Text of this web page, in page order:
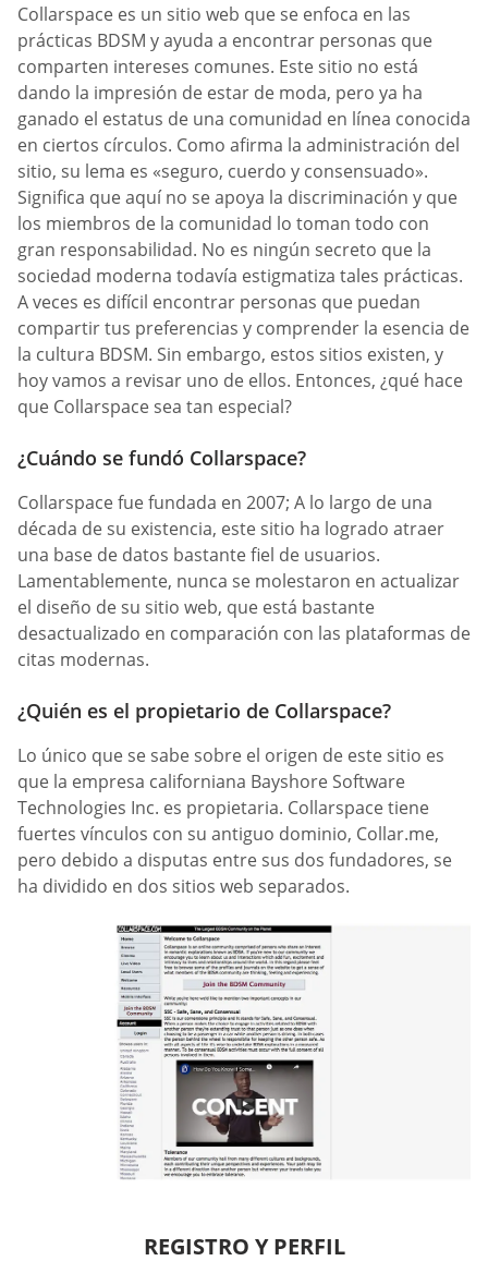
Collarspace es un sitio web que se enfoca en las
prácticas BDSM y ayuda a encontrar personas que
comparten intereses comunes. Este sitio no está
dando la impresión de estar de moda, pero ya ha
ganado el estatus de una comunidad en línea conocida
en ciertos círculos. Como afirma la administración del
sitio, su lema es «seguro, cuerdo y consensuado».
Significa que aquí no se apoya la discriminación y que
los miembros de la comunidad lo toman todo con
gran responsabilidad. No es ningún secreto que la
sociedad moderna todavía estigmatiza tales prácticas.
A veces es difícil encontrar personas que puedan
compartir tus preferencias y comprender la esencia de
la cultura BDSM. Sin embargo, estos sitios existen, y
hoy vamos a revisar uno de ellos. Entonces, ¿qué hace
que Collarspace sea tan especial?
¿Cuándo se fundó Collarspace?
Collarspace fue fundada en 2007; A lo largo de una
década de su existencia, este sitio ha logrado atraer
una base de datos bastante fiel de usuarios.
Lamentablemente, nunca se molestaron en actualizar
el diseño de su sitio web, que está bastante
desactualizado en comparación con las plataformas de
citas modernas.
¿Quién es el propietario de Collarspace?
Lo único que se sabe sobre el origen de este sitio es
que la empresa californiana Bayshore Software
Technologies Inc. es propietaria. Collarspace tiene
fuertes vínculos con su antiguo dominio, Collar.me,
pero debido a disputas entre sus dos fundadores, se
ha dividido en dos sitios web separados.
REGISTRO Y PERFIL